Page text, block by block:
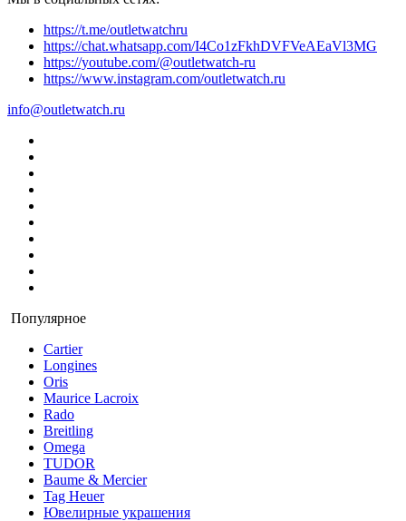
https://t.me/outletwatchru
https://chat.whatsapp.com/I4Co1zFkhDVFVeAEaVl3MG
https://youtube.com/@outletwatch-ru
https://www.instagram.com/outletwatch.ru
info@outletwatch.ru
Популярное
Cartier
Longines
Oris
Maurice Lacroix
Rado
Breitling
Omega
TUDOR
Baume & Mercier
Tag Heuer
Ювелирные украшения